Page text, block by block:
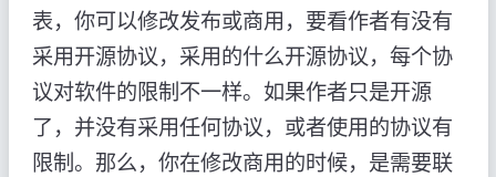
表，你可以修改发布或商用，要看作者有没有
采用开源协议，采用的什么开源协议，每个协
议对软件的限制不一样。如果作者只是开源
了，并没有采用任何协议，或者使用的协议有
限制。那么，你在修改商用的时候，是需要联